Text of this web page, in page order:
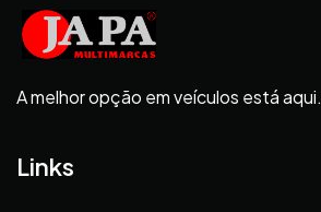
A melhor opção em veículos está aqui.
Links